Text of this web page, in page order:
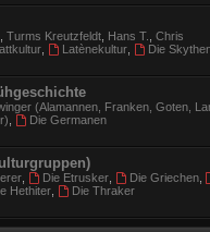
Turms Kreutzfeldt Hans T.
Chris
, Latènekultur, Die
(Alamannen, Franken, Goten,
Die Germanen
, Die Etrusker, Die Griechen,
Hethiter,
Die Thraker